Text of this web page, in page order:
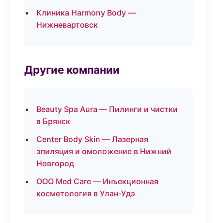
Клиника Harmony Body —
Нижневартовск
Другие компании
Beauty Spa Aura — Пилинги и чистки
в Брянск
Center Body Skin — Лазерная
эпиляция и омоложение в Нижний
Новгород
ООО Med Care — Инъекционная
косметология в Улан-Удэ